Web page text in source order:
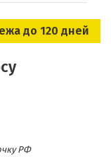
до 120 дней
РФ